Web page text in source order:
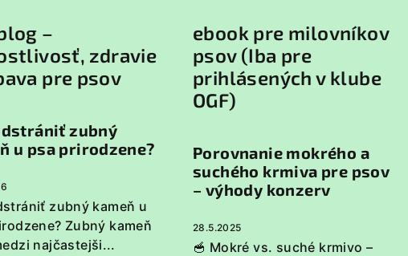
–
zdravie
pre psov
zubný
u psa prirodzene?
zubný kameň u
Zubný kameň
najčastejši...
ebook pre milovníkov
psov (Iba pre
prihlásených v klube
OGF)
Porovnanie mokrého a
suchého krmiva pre psov
– výhody konzerv
28.5.2025
🥣 Mokré vs. suché krmivo –